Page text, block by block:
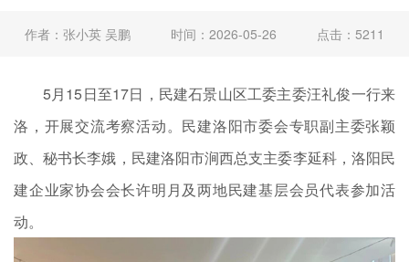
作者：张小英 吴鹏 时间：2026-05-26 点击：5211
5月15日至17日，民建石景山区工委主委汪礼俊一行来
洛，开展交流考察活动。民建洛阳市委会专职副主委张颖
政、秘书长李娥，民建洛阳市涧西总支主委李延科，洛阳民
建企业家协会会长许明月及两地民建基层会员代表参加活
动。